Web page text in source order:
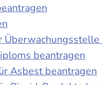
beantragen
Asbest beantragen